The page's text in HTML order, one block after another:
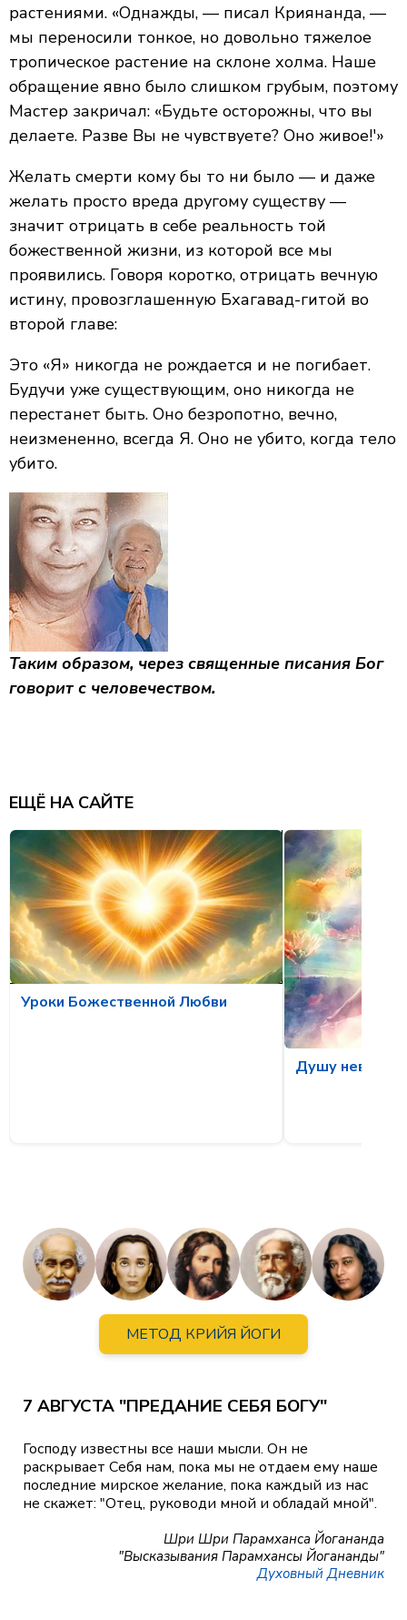
растениями. «Однажды, — писал Криянанда, —
мы переносили тонкое, но довольно тяжелое
тропическое растение на склоне холма. Наше
обращение явно было слишком грубым, поэтому
Мастер закричал: «Будьте осторожны, что вы
делаете. Разве Вы не чувствуете? Оно живое!'»
Желать смерти кому бы то ни было — и даже
желать просто вреда другому существу —
значит отрицать в себе реальность той
божественной жизни, из которой все мы
проявились. Говоря коротко, отрицать вечную
истину, провозглашенную Бхагавад-гитой во
второй главе:
Это «Я» никогда не рождается и не погибает.
Будучи уже существующим, оно никогда не
перестанет быть. Оно безропотно, вечно,
неизмененно, всегда Я. Оно не убито, когда тело
убито.
Таким образом, через священные писания Бог
говорит с человечеством.
ЕЩЁ НА САЙТЕ
Уроки Божественной Любви
Душу
МЕТОД КРИЙЯ ЙОГИ
7 АВГУСТА "ПРЕДАНИЕ СЕБЯ БОГУ"
Господу известны все наши мысли. Он не
раскрывает Себя нам, пока мы не отдаем ему наше
последние мирское желание, пока каждый из нас
не скажет: "Отец, руководи мной и обладай мной".
Шри Шри Парамханса Йогананда
"Высказывания Парамхансы Йогананды"
Духовный Дневник